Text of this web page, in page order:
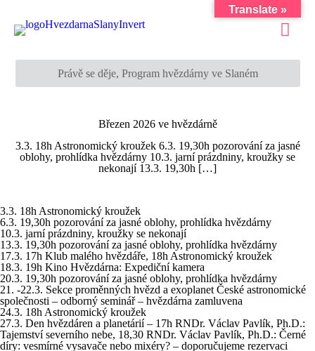
Právě se děje, Program hvězdárny ve Slaném
Březen 2026 ve hvězdárně
3.3. 18h Astronomický kroužek 6.3. 19,30h pozorování za jasné
oblohy, prohlídka hvězdárny 10.3. jarní prázdniny, kroužky se
nekonají 13.3. 19,30h […]
3.3. 18h Astronomický kroužek
6.3. 19,30h pozorování za jasné oblohy, prohlídka hvězdárny
10.3. jarní prázdniny, kroužky se nekonají
13.3. 19,30h pozorování za jasné oblohy, prohlídka hvězdárny
17.3. 17h Klub malého hvězdáře, 18h Astronomický kroužek
18.3. 19h Kino Hvězdárna: Expediční kamera
20.3. 19,30h pozorování za jasné oblohy, prohlídka hvězdárny
21. -22.3. Sekce proměnných hvězd a exoplanet České astronomické
společnosti – odborný seminář – hvězdárna zamluvena
24.3. 18h Astronomický kroužek
27.3. Den hvězdáren a planetárií – 17h RNDr. Václav Pavlík, Ph.D.:
Tajemství severního nebe, 18,30 RNDr. Václav Pavlík, Ph.D.: Černé
díry: vesmírné vysavače nebo mixéry? – doporučujeme rezervaci
Translate »